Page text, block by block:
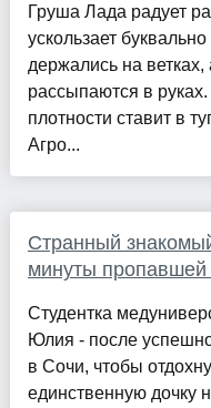
Груша Лада радует
ускользает
держались на
рассыпаются в
плотности ставит в
Агро...
Странный
минуты пропавшей
Студентка
Юлия - после
в Сочи, чтобы
единственную дочку